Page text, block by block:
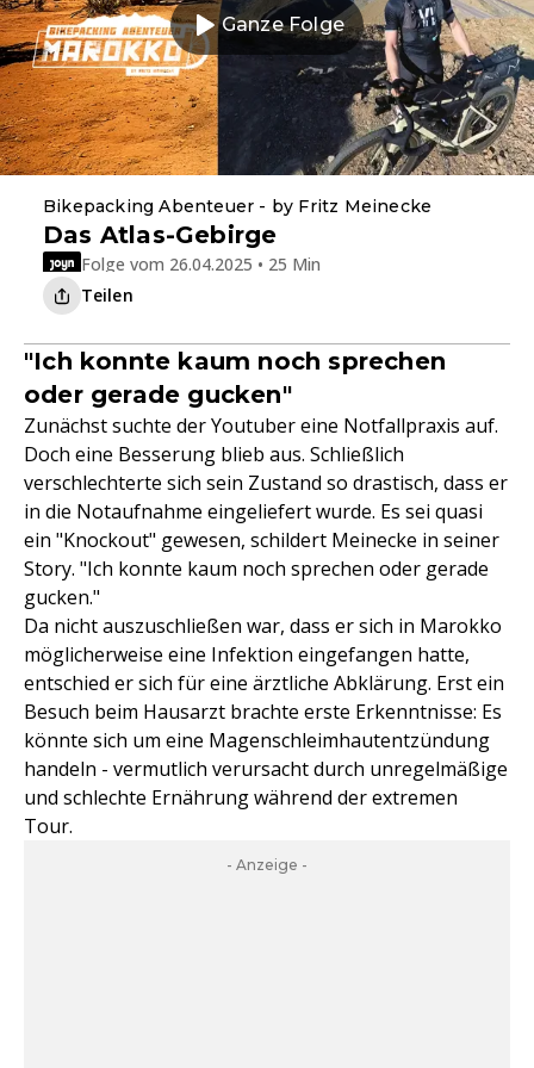
Ganze Folge
Bikepacking Abenteuer - by Fritz Meinecke
Das Atlas-Gebirge
Folge vom 26.04.2025 • 25 Min
Teilen
"Ich konnte kaum noch sprechen
oder gerade gucken"
Zunächst suchte der Youtuber eine Notfallpraxis auf.
Doch eine Besserung blieb aus. Schließlich
verschlechterte sich sein Zustand so drastisch, dass er
in die Notaufnahme eingeliefert wurde. Es sei quasi
ein "Knockout" gewesen, schildert Meinecke in seiner
Story. "Ich konnte kaum noch sprechen oder gerade
gucken."
Da nicht auszuschließen war, dass er sich in Marokko
möglicherweise eine Infektion eingefangen hatte,
entschied er sich für eine ärztliche Abklärung. Erst ein
Besuch beim Hausarzt brachte erste Erkenntnisse: Es
könnte sich um eine Magenschleimhautentzündung
handeln - vermutlich verursacht durch unregelmäßige
und schlechte Ernährung während der extremen
Tour.
- Anzeige -